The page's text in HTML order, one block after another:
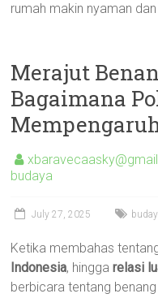
rumah makin nyaman
Merajut
Bagaimana
budaya
July 27, 2025
Ketika membahas
Indonesia, hinggarelasi
berbicara tentang